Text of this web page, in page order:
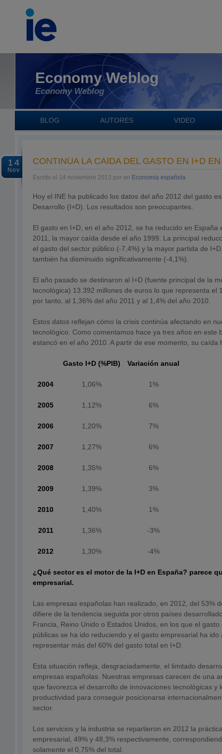
Economy Weblog
Economy Weblog
BLOG AUTORES VIDEO
14
Nov
CONTINÚA LA CAÍDA DEL GASTO EN I+D
Escrito el 14 noviembre 2013 por en Economía española
Hoy el INE ha publicado los datos del año 2012 del gasto
Desarrollo (I+D). Los resultados son preocupantes.
El gasto en I+D, en el año 2012, se ha reducido en España
2011, la mayor caída desde el año 1999. La principal
el gasto del sector público (-7,4%) y la mayor partida de
también ha disminuido significativamente (-4,1%).
El año pasado se destinaron al I+D (fuente principal de la
tecnológica) 13.392 millones de euros lo que representa el
por tanto, al 1,36% del año 2011 y al 1,4% del año 2010.
Estos datos reflejan cómo la crisis continúa afectando en
tecnológico. Como comentamos hace ya tres años en este
estancó en el año 2010. A partir de ese momento, su caída
Gasto I+D (%PIB) Variación anual
2004 1,06% 1%
2005 1,12% 6%
2006 1,20% 7%
2007 1,27% 6%
2008 1,35% 6%
2009 1,39% 3%
2010 1,40% 1%
2011 1,36% -3%
2012 1,30% -4%
¿Qué sector es el motor de la I+D en España? parece
empresarial.
Las empresas españolas han realizado, en 2012, del 53%
difiere de la tendencia seguida por otros países
Francia, Reino Unido o Estados Unidos, en los que el
públicas se ha ido reduciendo y el gasto empresarial ha ido
representar más del 60% del gasto total en I+D.
Esta situación refleja, desgraciadamente, el limitado
empresas españolas. Nuestras empresas carecen de una
que favorezca el desarrollo de innovaciones tecnológicas y
productividad para conseguir posicionarse
sector.
Los servicios y la industria se repartieron en 2012 la
empresarial, 49% y 48,3% respectivamente,
solamente el 0,75% del total.